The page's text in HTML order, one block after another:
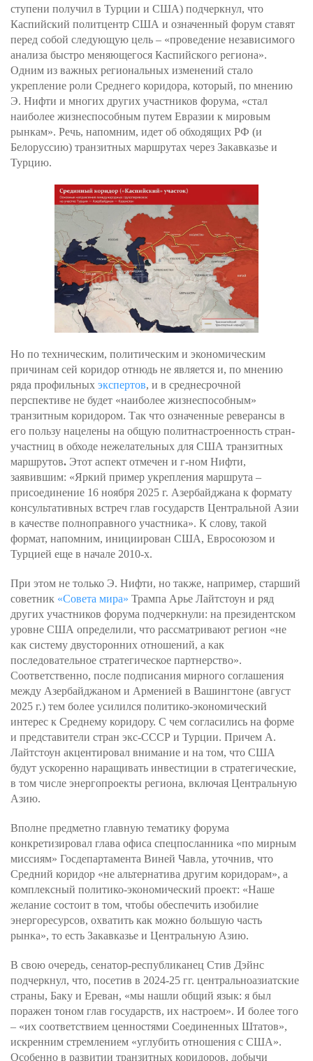
ступени получил в Турции и США) подчеркнул, что
Каспийский политцентр США и означенный форум ставят
перед собой следующую цель – «проведение независимого
анализа быстро меняющегося Каспийского региона».
Одним из важных региональных изменений стало
укрепление роли Среднего коридора, который, по мнению
Э. Нифти и многих других участников форума, «стал
наиболее жизнеспособным путем Евразии к мировым
рынкам». Речь, напомним, идет об обходящих РФ (и
Белоруссию) транзитных маршрутах через Закавказье и
Турцию.
Но по техническим, политическим и экономическим
причинам сей коридор отнюдь не является и, по мнению
ряда профильных экспертов, и в среднесрочной
перспективе не будет «наиболее жизнеспособным»
транзитным коридором. Так что означенные реверансы в
его пользу нацелены на общую политнастроенность стран-
участниц в обходе нежелательных для США транзитных
маршрутов. Этот аспект отмечен и г-ном Нифти,
заявившим: «Яркий пример укрепления маршрута –
присоединение 16 ноября 2025 г. Азербайджана к формату
консультативных встреч глав государств Центральной Азии
в качестве полноправного участника». К слову, такой
формат, напомним, инициирован США, Евросоюзом и
Турцией еще в начале 2010-х.
При этом не только Э. Нифти, но также, например, старший
советник «Совета мира» Трампа Арье Лайтстоун и ряд
других участников форума подчеркнули: на президентском
уровне США определили, что рассматривают регион «не
как систему двусторонних отношений, а как
последовательное стратегическое партнерство».
Соответственно, после подписания мирного соглашения
между Азербайджаном и Арменией в Вашингтоне (август
2025 г.) тем более усилился политико-экономический
интерес к Среднему коридору. С чем согласились на форме
и представители стран экс-СССР и Турции. Причем А.
Лайтстоун акцентировал внимание и на том, что США
будут ускоренно наращивать инвестиции в стратегические,
в том числе энергопроекты региона, включая Центральную
Азию.
Вполне предметно главную тематику форума
конкретизировал глава офиса спецпосланника «по мирным
миссиям» Госдепартамента Виней Чавла, уточнив, что
Средний коридор «не альтернатива другим коридорам», а
комплексный политико-экономический проект: «Наше
желание состоит в том, чтобы обеспечить изобилие
энергоресурсов, охватить как можно большую часть
рынка», то есть Закавказье и Центральную Азию.
В свою очередь, сенатор-республиканец Стив Дэйнс
подчеркнул, что, посетив в 2024-25 гг. центральноазиатские
страны, Баку и Ереван, «мы нашли общий язык: я был
поражен тоном глав государств, их настроем». И более того
– «их соответствием ценностями Соединенных Штатов»,
искренним стремлением «углубить отношения с США».
Особенно в развитии транзитных коридоров, добычи